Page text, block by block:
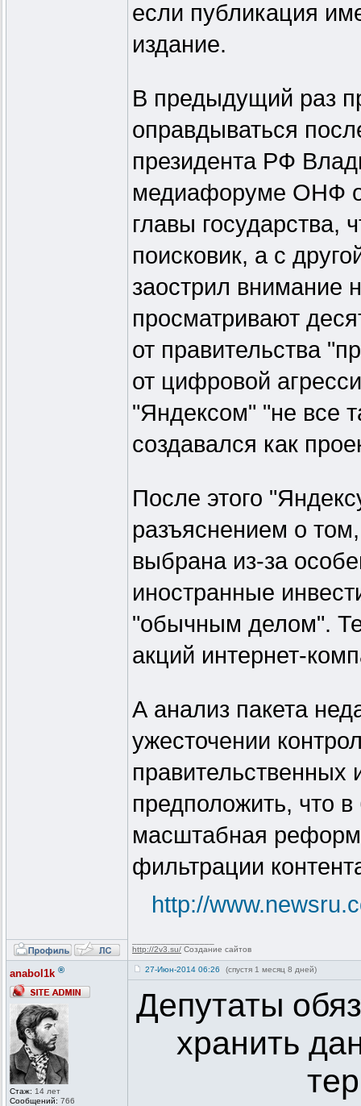
если публикация
издание.
В предыдущий раз
оправдываться
президента РФ
медиафоруме ОНФ
главы государства,
поисковик, а с
заострил внимание
просматривают
от правительства
от цифровой
"Яндексом" "не все
создавался как
После этого
разъяснением о
выбрана из-за
иностранные
"обычным делом".
акций интернет-
А анализ пакета
ужесточении
правительственных
предположить, что
масштабная
фильтрации
http://
http://2v3.su/ Создание сайтов
anabol1k ®
Стаж: 14 лет
Сообщений: 766
27-Июн-2014 06:26 (спустя 1 месяц 8 дней)
Депутаты
хранить